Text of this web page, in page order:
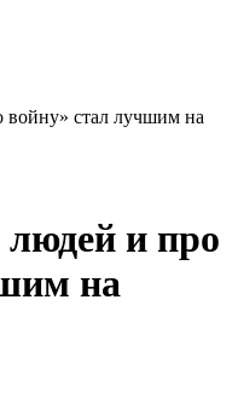
стал лучшим на
и про
на